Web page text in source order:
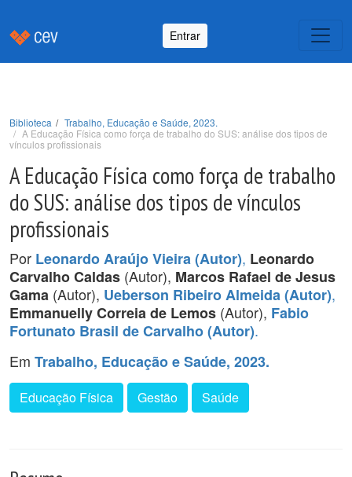
Entrar
Biblioteca
Trabalho, Educação e Saúde, 2023.
A Educação Física como força de trabalho do SUS: análise dos tipos de
vínculos profissionais
A Educação Física como força de trabalho
do SUS: análise dos tipos de vínculos
profissionais
Por Leonardo Araújo Vieira (Autor), Leonardo
Carvalho Caldas (Autor), Marcos Rafael de Jesus
Gama (Autor), Ueberson Ribeiro Almeida (Autor),
Emmanuelly Correia de Lemos (Autor), Fabio
Fortunato Brasil de Carvalho (Autor).
Em Trabalho, Educação e Saúde, 2023.
Educação Física Gestão Saúde